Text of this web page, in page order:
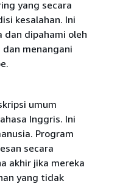
yang secara
kesalahan. Ini
dan dipahami oleh
menangani
umum
Inggris. Ini
Program
secara
akhir jika mereka
yang tidak